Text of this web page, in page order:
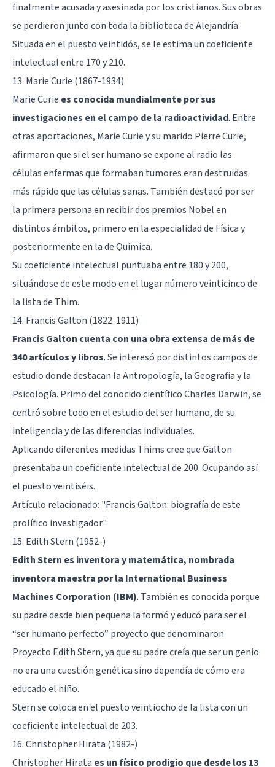
finalmente acusada y asesinada por los cristianos. Sus obras
se perdieron junto con toda la biblioteca de Alejandría.
Situada en el puesto veintidós, se le estima un coeficiente
intelectual entre 170 y 210.
13. Marie Curie (1867-1934)
Marie Curie es conocida mundialmente por sus
investigaciones en el campo de la radioactividad. Entre
otras aportaciones, Marie Curie y su marido Pierre Curie,
afirmaron que si el ser humano se expone al radio las
células enfermas que formaban tumores eran destruidas
más rápido que las células sanas. También destacó por ser
la primera persona en recibir dos premios Nobel en
distintos ámbitos, primero en la especialidad de Física y
posteriormente en la de Química.
Su coeficiente intelectual puntuaba entre 180 y 200,
situándose de este modo en el lugar número veinticinco de
la lista de Thim.
14. Francis Galton (1822-1911)
Francis Galton cuenta con una obra extensa de más de
340 artículos y libros. Se interesó por distintos campos de
estudio donde destacan la Antropología, la Geografía y la
Psicología. Primo del conocido científico Charles Darwin, se
centró sobre todo en el estudio del ser humano, de su
inteligencia y de las diferencias individuales.
Aplicando diferentes medidas Thims cree que Galton
presentaba un coeficiente intelectual de 200. Ocupando así
el puesto veintiséis.
Artículo relacionado: "Francis Galton: biografía de este
prolífico investigador"
15. Edith Stern (1952-)
Edith Stern es inventora y matemática, nombrada
inventora maestra por la International Business
Machines Corporation (IBM). También es conocida porque
su padre desde bien pequeña la formó y educó para ser el
“ser humano perfecto” proyecto que denominaron
Proyecto Edith Stern, ya que su padre creía que ser un genio
no era una cuestión genética sino dependía de cómo era
educado el niño.
Stern se coloca en el puesto veintiocho de la lista con un
coeficiente intelectual de 203.
16. Christopher Hirata (1982-)
Christopher Hirata es un físico prodigio que desde los 13